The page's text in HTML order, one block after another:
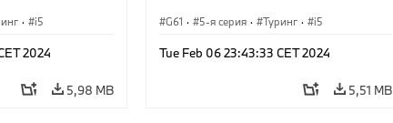
· i5
2024
5,98 MB
G61 · 5-я серия · Туринг · i5
Tue Feb 06 23:43:33 CET 2024
5,51 MB